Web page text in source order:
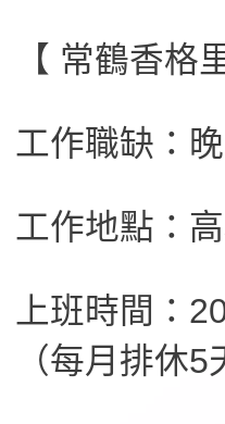
【 常鶴香格
工作職缺：
工作地點：
上班時間：
（每月排休5